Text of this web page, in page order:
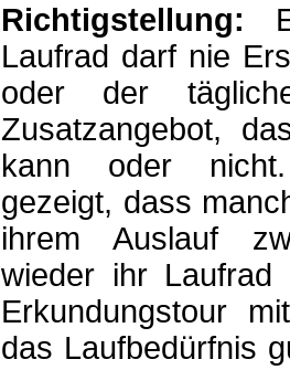
Richtigstellung:
Laufrad darf nie
oder der
Zusatzangebot,
kann oder nicht.
gezeigt, dass
ihrem Auslauf
wieder ihr
Erkundungstour
das Laufbedürfnis